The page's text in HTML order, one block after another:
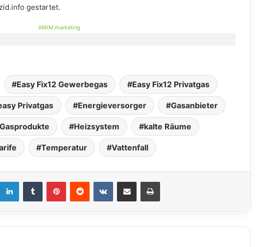
gestartet.
ARKM.marketing
Easy Fix12 Gewerbegas Easy Fix12 Privatgas
Privatgas Energieversorger Gasanbieter
Gasprodukte Heizsystem kalte Räume
Temperatur Vattenfall